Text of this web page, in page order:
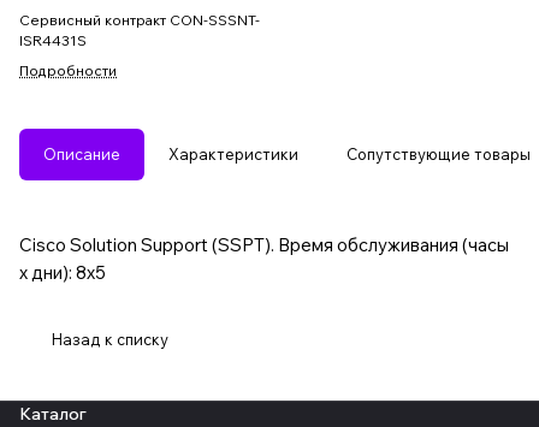
Сервисный контракт CON-SSSNT-
ISR4431S
Подробности
Описание Характеристики Сопутствующие товары
Cisco Solution Support (SSPT). Время обслуживания (часы
x дни): 8x5
Назад к списку
Каталог